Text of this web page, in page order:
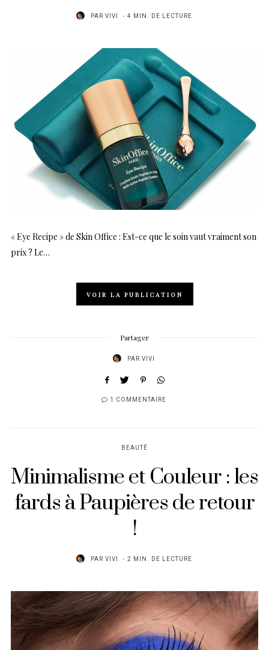
PAR VIVI 4 MIN. DE LECTURE
« Eye Recipe » de Skin Office : Est-ce que le soin vaut vraiment son
prix ? Le…
VOIR LA PUBLICATION
Partager
PAR VIVI
1 COMMENTAIRE
BEAUTÉ
Minimalisme et Couleur : les
fards à Paupières de retour
!
PAR VIVI 2 MIN. DE LECTURE